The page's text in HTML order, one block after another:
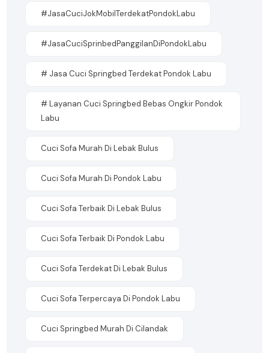
#jasaCuciJokMobilTerdekatPondokLabu
#JasaCuciSprinbedPanggilanDiPondokLabu
# Jasa Cuci Springbed Terdekat Pondok Labu
# Layanan Cuci Springbed Bebas Ongkir Pondok
Labu
Cuci Sofa Murah Di Lebak Bulus
Cuci Sofa Murah Di Pondok Labu
Cuci Sofa Terbaik Di Lebak Bulus
Cuci Sofa Terbaik Di Pondok Labu
Cuci Sofa Terdekat Di Lebak Bulus
Cuci Sofa Terpercaya Di Pondok Labu
Cuci Springbed Murah Di Cilandak